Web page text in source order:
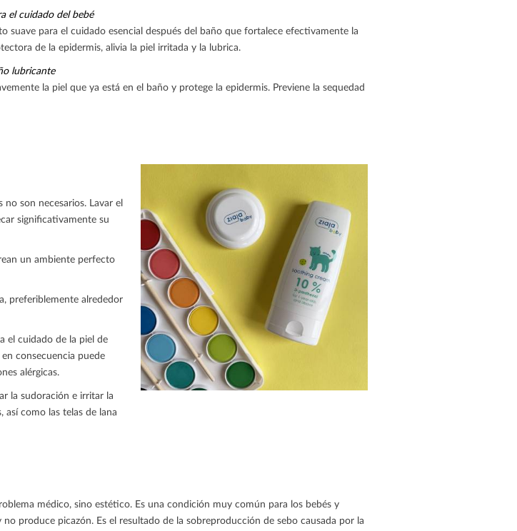
el cuidado del bebé
suave para el cuidado esencial después del baño que fortalece efectivamente la
de la epidermis, alivia la piel irritada y la lubrica.
lubricante
la piel que ya está en el baño y protege la epidermis. Previene la sequedad
son necesarios. Lavar el
significativamente su
un ambiente perfecto
preferiblemente alrededor
el cuidado de la piel de
consecuencia puede
alérgicas.
la sudoración e irritar la
así como las telas de lana
médico, sino estético. Es una condición muy común para los bebés y
produce picazón. Es el resultado de la sobreproducción de sebo causada por la